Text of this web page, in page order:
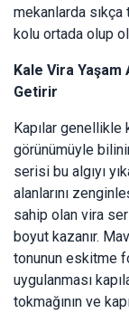
mekanlarda
kolu ortada olup
Kale Vira Yaşam
Getirir
Kapılar genellikle
görünümüyle
serisi bu algıyı
alanlarını
sahip olan vira
boyut kazanır.
tonunun eskitme
uygulanması
tokmağının ve